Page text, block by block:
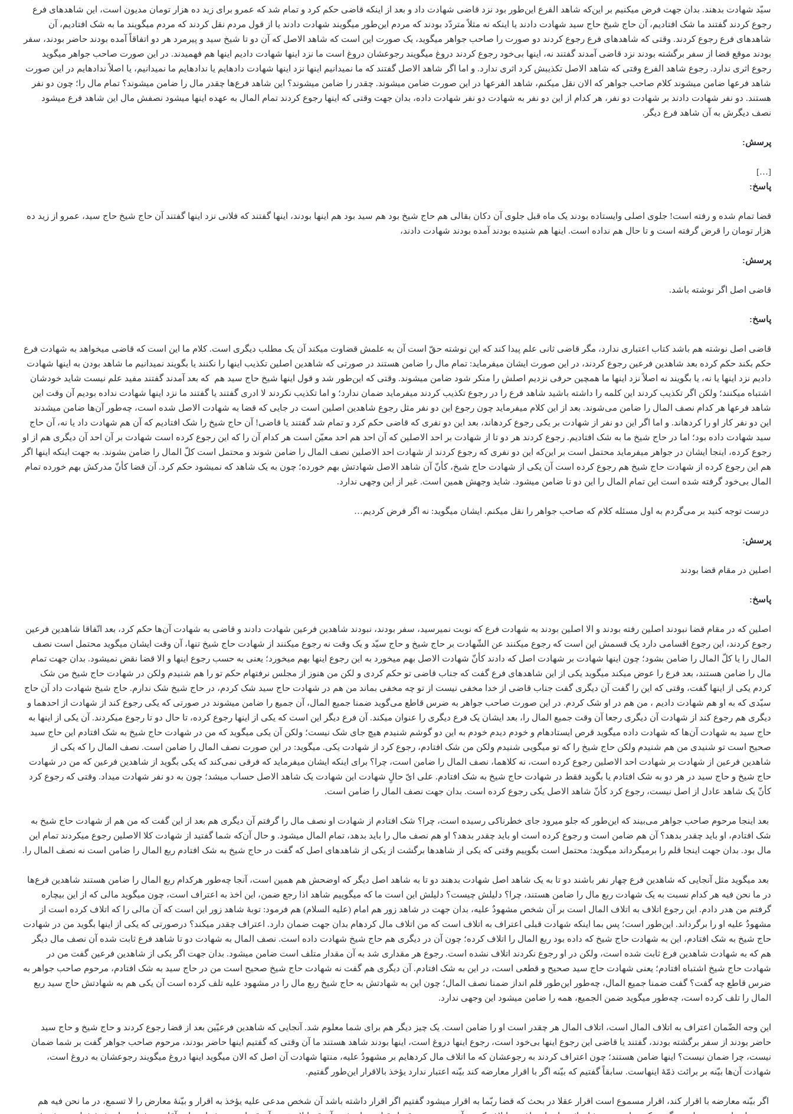
سیّد شهادت بدهند. بدان جهت فرض می­کنیم بر این‌كه شاهد الفرع این‌طور بود نزد قاضی شهادت داد و بعد از اینکه قاضی حکم کرد و تمام شد که عمرو برای زید ده هزار تومان مدیون است، این شاهدهای فرع
رجوع کردند گفتند ما شک افتادیم، آن حاج شیخ حاج سید شهادت دادند یا اینکه نه مثلاً متردّد بودند که مردم این‌طور می­گویند شهادت دادند یا از قول مردم نقل کردند که مردم می­گویند ما به شک افتادیم، آن
شاهدهای فرع رجوع کردند. وقتی که شاهدهای فرع رجوع کردند دو صورت را صاحب جواهر می­گوید، یک صورت این است كه شاهد الاصل که آن دو تا شیخ سید و پیرمرد هر دو اتفاقاً آمده بودند حاضر بودند، سفر
بودند موقع قضا از سفر برگشته بودند نزد قاضی آمدند گفتند نه، اینها بی‌خود رجوع کردند دروغ می­گویند رجوعشان دروغ است ما نزد اینها شهادت دادیم اینها هم فهمیدند. در این صورت صاحب جواهر می­گوید
رجوع اثری ندارد. رجوع شاهد الفرع وقتی که شاهد الاصل تکذیبش کرد اثری ندارد. و اما اگر شاهد الاصل گفتند که ما نمی­دانیم اینها نزد اینها شهادت داده­ایم یا نداده­ایم ما نمی­دانیم، یا اصلاً نداده­ایم در این صورت
شاهد فرع­ها ضامن می­شوند کلام صاحب جواهر كه الان نقل می­کنم، شاهد الفرع­ها در این صورت ضامن می­شوند. چقدر را ضامن می­شوند؟ این‌ شاهد فرع‌ها چقدر مال را ضامن می­شوند؟ تمام مال را؛ چون دو نفر
هستند. دو نفر شهادت دادند بر شهادت دو نفر، هر کدام از این دو نفر به شهادت دو نفر شهادت داده، بدان جهت وقتی که اینها رجوع کردند تمام المال به عهده اینها می­شود نصفش مال این شاهد فرع می­شود
نصف دیگرش به آن شاهد فرع دیگر.
پرسش:
[…]
پاسخ:
قضا تمام شده و رفته است! جلوی اصلی وایستاده بودند یک ماه قبل جلوی آن دکان بقالی هم حاج شیخ بود هم سید بود هم اینها بودند، اینها گفتند که فلانی نزد اینها گفتند آن حاج شیخ حاج سید، عمرو از زید ده
هزار تومان را قرض گرفته است و تا حال هم نداده است. اینها هم شنیده بودند آمده بودند شهادت دادند،
پرسش:
قاضی اصل اگر نوشته باشد.
پاسخ:
قاضی اصل نوشته هم باشد کتاب اعتباری ندارد، مگر قاضی ثانی علم پیدا کند که این نوشته حقّ است آن به علمش قضاوت می­کند آن یک مطلب دیگری است. کلام ما این است که قاضی می­خواهد به شهادت فرع
حکم بکند حکم کرده بعد شاهدین فرعین رجوع کردند، در این صورت ایشان می­فرماید: تمام مال را ضامن هستند در صورتی که شاهدین اصلین تکذیب اینها را نکنند یا بگویند نمی­دانیم ما شاهد بودن به اینها شهادت
دادیم نزد اینها یا نه، یا بگویند نه اصلاً نزد اینها ما همچین حرفی نزدیم اصلش را منکر شود ضامن می­شوند. وقتی که این‌طور شد و قول اینها شیخ حاج سید هم که بعد آمدند گفتند مفید علم نیست شاید خودشان
اشتباه می­کنند؛ ولکن اگر تکذیب کردند این کلمه را داشته باشید شاهد فرع را در رجوع تکذیب کردند می­فرماید ضمان ندارد؛ و اما تکذیب نکردند لا ادری گفتند یا گفتند ما نزد اینها شهادت نداده بودیم آن وقت این
شاهد فرع­ها هر کدام نصف المال را ضامن می‌شوند. بعد از این کلام می­فرماید چون رجوع این دو نفر مثل رجوع شاهدین اصلین است در جایی که قضا به شهادت الاصل شده است، چه‌طور آن‌ها ضامن می­شدند
این دو نفر کار او را کرده­اند. و اما اگر این دو نفر از شهادت بر یکی رجوع کرده­اند، بعد این دو نفری که قاضی حکم کرد و تمام شد گفتند یا قاضی! آن حاج شیخ را شک افتادیم كه آن هم شهادت داد یا نه، آن حاج
سید شهادت داده بود؛ اما در حاج شیخ ما به شک افتادیم. رجوع کردند هر دو تا از شهادت بر احد الاصلین که آن احد هم احد معیّن است هر کدام آن را که این رجوع کرده است شهادت بر آن احد آن دیگری هم از او
رجوع کرده، اینجا ایشان در جواهر می­فرماید محتمل است بر این‌كه این دو نفری که رجوع کردند از شهادت احد الاصلین نصف المال را ضامن شوند و محتمل است کلّ المال را ضامن بشوند. به جهت اینکه اینها اگر
هم این رجوع کرده از شهادت حاج شیخ هم رجوع کرده است آن یکی از شهادت حاج شیخ، کأنّ آن شاهد الاصل شهادتش بهم خورده؛ چون به یک شاهد که نمی­شود حکم کرد. آن قضا کأنّ مدرکش بهم خورده تمام
المال بی‌خود گرفته شده است این تمام المال را این دو تا ضامن می­شود. شاید وجهش همین است. غیر از این وجهی ندارد.
درست توجه كنید بر می‌گردم به اول مسئله کلام که صاحب جواهر را نقل می­کنم. ایشان می­گوید: نه اگر فرض کردیم…
پرسش:
اصلین در مقام قضا بودند
پاسخ:
اصلین که در مقام قضا نبودند اصلین رفته بودند و الا اصلین بودند به شهادت فرع كه نوبت نمی­رسید، سفر بودند، نبودند شاهدین فرعین شهادت دادند و قاضی به شهادت آن‌ها حکم کرد، بعد اتّفاقا شاهدین فرعین
رجوع کردند، این رجوع اقسامی دارد یک قسمش این است که رجوع می­کنند عن الشّهادت بر حاج شیخ و حاج سیّد و یک وقت نه رجوع می­کنند از شهادت حاج شیخ تنها، آن وقت ایشان می­گوید محتمل است نصف
المال را یا کلّ المال را ضامن بشود؛ چون اینها شهادت بر شهادت اصل که دادند کأنّ شهادت الاصل بهم می­خورد به این رجوع اینها بهم می­خورد؛ یعنی به حسب رجوع اینها و الا قضا نقض نمی­شود. بدان جهت تمام
مال را ضامن هستند، بعد فرع را عوض می­کند می­گوید یکی از این شاهدهای فرع گفت که جناب قاضی تو حکم کردی و لکن من هنوز از مجلس نرفته­ام حکم تو را هم شنیدم ولکن در شهادت حاج شیخ من شک
کردم یکی از اینها گفت، وقتی که این را گفت آن دیگری گفت جناب قاضی از خدا مخفی نیست از تو چه مخفی بماند من هم در شهادت حاج سید شک کردم، در حاج شیخ شک ندارم. حاج شیخ شهادت داد آن حاج
سیّدی که به او هم شهادت دادیم ، من هم در او شک کردم. در این صورت صاحب جواهر به ضرس قاطع می‌گوید ضمنا جمیع المال، آن جمیع را ضامن می­شوند در صورتی که یکی رجوع کند از شهادت از احدهما و
دیگری هم رجوع کند از شهادت آن دیگری رجعا آن وقت جمیع المال را، بعد ایشان یک فرع دیگری را عنوان می­کند. آن فرع دیگر این است که یکی از اینها رجوع کرده، تا حال دو تا رجوع می­کردند. آن یکی از اینها به
حاج سید به شهادت آن‌ها که شهادت داده می­گوید قرص ایستاده­ام و خودم دیدم خودم به این دو گوشم شنیدم هیچ جای شک نیست؛ ولکن آن یکی می­گوید که من در شهادت حاج شیخ به شک افتادم این حاج سید
صحیح است تو شنیدی من هم شنیدم ولکن حاج شیخ را که تو می­گویی شنیدم ولکن من شک افتادم، رجوع کرد از شهادت یکی. می­گوید: در این صورت نصف المال را ضامن است. نصف المال را که یکی از
شاهدین فرعین از شهادت بر شهادت احد الاصلین رجوع کرده است، نه كلاهما، نصف المال را ضامن است، چرا؟ برای اینکه ایشان می­فرماید که فرقی نمی‌کند که یکی بگوید از شاهدین فرعین که من در شهادت
حاج شیخ و حاج سید در هر دو به شک افتادم یا بگوید فقط در شهادت حاج شیخ به شک افتادم. علی ایّ حالٍ شهادت این شهادت یک شاهد الاصل حساب می­شد؛ چون به دو نفر شهادت می­داد. وقتی که رجوع کرد
کأنّ یک شاهد عادل از اصل نیست، رجوع کرد کأنّ شاهد الاصل یکی رجوع کرده است. بدان جهت نصف المال را ضامن است.
بعد اینجا مرحوم صاحب جواهر می‌بیند که این‌طور که جلو می­رود جای خطرناکی رسیده است، چرا؟ شک افتادم از شهادت او نصف مال را گرفتم آن دیگری هم بعد از این گفت که من هم از شهادت حاج شیخ به
شک افتادم، او باید چقدر بدهد؟ آن هم ضامن است و رجوع کرده است او باید چقدر بدهد؟ او هم نصف مال را باید بدهد، تمام المال می­شود. و حال آن‌كه شما گفتید از شهادت کلا الاصلین رجوع می­کردند تمام این
مال بود. بدان جهت اینجا قلم را برمی­گرداند می­گوید: محتمل است بگوییم وقتی که یکی از شاهدها برگشت از یکی از شاهدهای اصل که گفت در حاج شیخ به شک افتادم ربع المال را ضامن است نه نصف المال را.
بعد می­گوید مثل آنجایی که شاهدین فرع چهار نفر باشند دو تا به یک شاهد اصل شهادت بدهند دو تا به شاهد اصل دیگر که اوضحش هم همین است، آنجا چه‌طور هرکدام ربع المال را ضامن هستند شاهدین فرع‌ها
در ما نحن فیه هر کدام نسبت به یک شهادت ربع مال را ضامن هستند، چرا؟ دلیلش چیست؟ دلیلش این است ما که می­گوییم شاهد اذا رجع ضمن، این اخذ به اعتراف است، چون می­گوید مالی که از این بیچاره
گرفتم من هدر دادم. این رجوع اتلاف به اتلاف المال است بر آن شخص مشهودٌ علیه، بدان جهت در شاهد زور هم امام (علیه السلام) هم فرمود: توبۀ شاهد زور این است که آن مالی را که اتلاف کرده است از
مشهودٌ علیه او را برگرداند. این‌طور است؛ پس بما اینکه شهادت قبلی اعتراف به اتلاف است که من اتلاف مال کرده­ام بدان جهت ضمان دارد. اعتراف چقدر می­کند؟ درصورتی که یکی از اینها بگوید من در شهادت
حاج شیخ به شک افتادم، این به شهادت حاج شیخ که داده بود ربع المال را اتلاف کرده؛ چون آن در دیگری هم حاج شیخ شهادت داده است. نصف المال به شهادت دو تا شاهد فرع ثابت شده آن نصف مال دیگر
هم که به شهادت شاهدین فرع ثابت شده است، ولکن در او رجوع نکردند اتلاف نشده است. رجوع هر مقداری شد به آن مقدار متلف است ضامن می­شود. بدان جهت اگر یکی از شاهدین فرعین گفت من در
شهادت حاج شیخ اشتباه افتادم؛ یعنی شهادت حاج سید صحیح و قطعی است، در این به شک افتادم. آن دیگری هم گفت نه شهادت حاج شیخ صحیح است من در حاج سید به شک افتادم، مرحوم صاحب جواهر به
ضرس قاطع چه گفت؟ گفت ضمنا جمیع المال، چه‌طور این‌طور قلم انداز ضمنا نصف المال؛ چون این به شهادتش به حاج شیخ ربع مال را در مشهود علیه تلف کرده است آن یکی هم به شهادتش حاج سید ربع
المال را تلف کرده است، چه‌طور می­گوید ضمن الجمیع، همه را ضامن می­شود این وجهی ندارد.
این وجه الضّمان اعتراف به اتلاف المال است، اتلاف المال هر چقدر است او را ضامن است. یک چیز دیگر هم برای شما معلوم شد. آنجایی که شاهدین فرعیّین بعد از قضا رجوع کردند و حاج شیخ و حاج سید
حاضر بودند از سفر برگشته بودند، گفتند یا قاضی این رجوع اینها بی‌خود است، رجوع اینها دروغ است، اینها بودند شاهد هستند ما آن وقتی که گفتیم اینها حاضر بودند، مرحوم صاحب جواهر گفت بر شما ضمان
نیست، چرا ضمان نیست؟ اینها ضامن هستند؛ چون اعتراف کردند به رجوعشان که ما اتلاف مال کرده­ایم بر مشهودٌ علیه، منتها شهادت آن اصل که الان می­گوید اینها دروغ می­گویند رجوعشان به دروغ است،
شهادت آن‌ها بیّنه بر برائت ذمّۀ اینهاست. سابقاً گفتیم که بیّنه اگر با اقرار معارضه کند بیّنه اعتبار ندارد یؤخذ بالاقرار این‌طور گفتیم.
اگر بیّنه معارضه با اقرار کند، اقرار مسموع است اقرار عقلا در بحث که قضا ربّما به اقرار می­شود گفتیم اگر اقرار داشته باشد آن شخص مدعی علیه یؤخذ به اقرار و بیّنۀ معارض را لا تسمع، در ما نحن فیه هم